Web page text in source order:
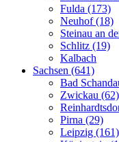
Fulda (173)
Neuhof (18)
Steinau an
Schlitz (19)
Kalbach
Sachsen (641)
Bad
Zwickau (62)
Pirna (29)
Leipzig (161)